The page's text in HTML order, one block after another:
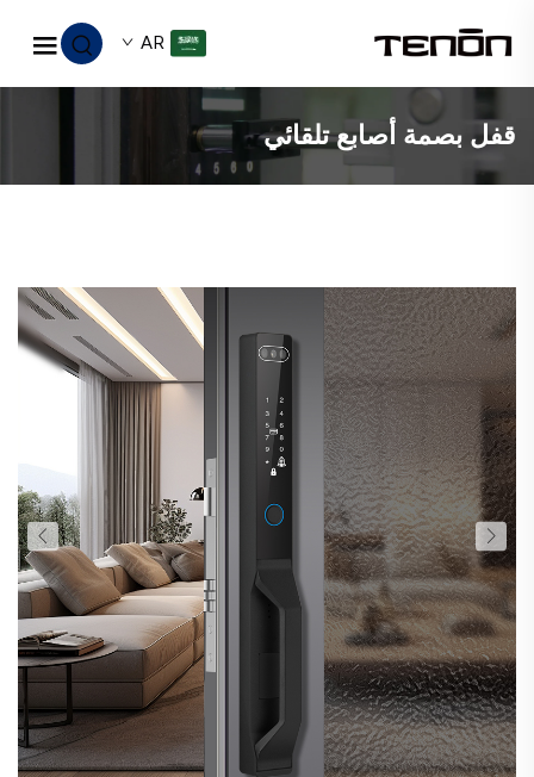
AR
قفل بصمة أصابع تلقائي